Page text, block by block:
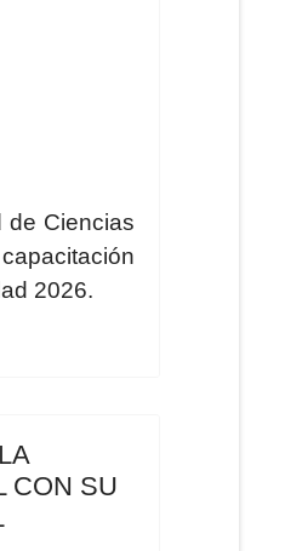
de Ciencias
2026.
CON SU